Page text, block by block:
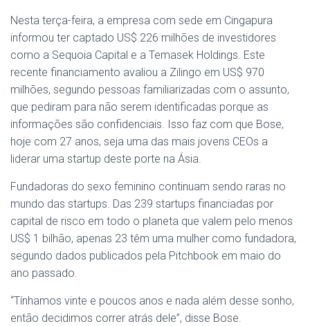
Nesta terça-feira, a empresa com sede em Cingapura
informou ter captado US$ 226 milhões de investidores
como a Sequoia Capital e a Temasek Holdings. Este
recente financiamento avaliou a Zilingo em US$ 970
milhões, segundo pessoas familiarizadas com o assunto,
que pediram para não serem identificadas porque as
informações são confidenciais. Isso faz com que Bose,
hoje com 27 anos, seja uma das mais jovens CEOs a
liderar uma startup deste porte na Ásia.
Fundadoras do sexo feminino continuam sendo raras no
mundo das startups. Das 239 startups financiadas por
capital de risco em todo o planeta que valem pelo menos
US$ 1 bilhão, apenas 23 têm uma mulher como fundadora,
segundo dados publicados pela Pitchbook em maio do
ano passado.
“Tínhamos vinte e poucos anos e nada além desse sonho,
então decidimos correr atrás dele”, disse Bose.